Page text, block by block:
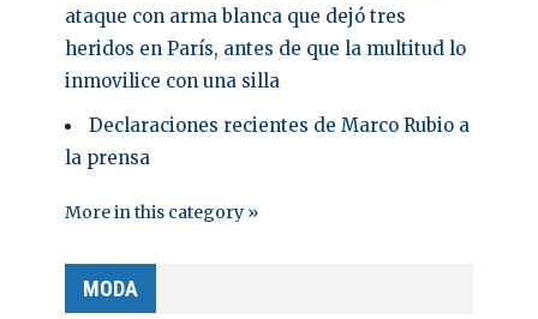
ataque con arma blanca que dejó tres
heridos en París, antes de que la multitud lo
inmovilice con una silla
Declaraciones recientes de Marco Rubio a
la prensa
More in this category »
MODA